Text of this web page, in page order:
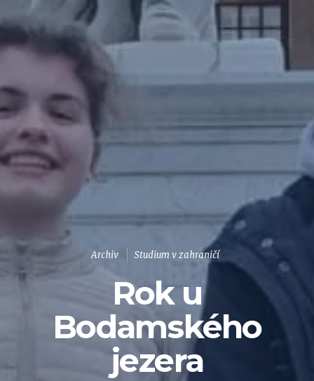
Archiv Studium v zahraničí
Rok u
Bodamského
jezera